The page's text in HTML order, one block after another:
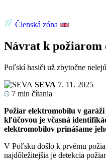
Členská zóna
Návrat k požiarom
Poľskí hasiči už zbytočne
SEVA 7. 11. 2025
7 min čítania
Požiar elektromobilu v
kľúčovou je včasná
elektromobilov prinášame
V Poľsku došlo k prvému
najdôležitejšia je detekcia